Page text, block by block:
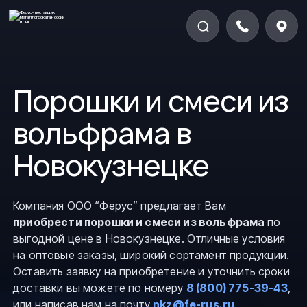
Порошки и смеси из
вольфрама в
Новокузнецке
Компания ООО “Ферус” предлагает Вам
приобрести порошки и смеси из вольфрама по
выгодной цене в Новокузнецке. Отличные условия
на оптовые заказы, широкий сортамент продукции.
Оставить заявку на приобретение и уточнить сроки
доставки вы можете по номеру 8 (800) 775-39-43,